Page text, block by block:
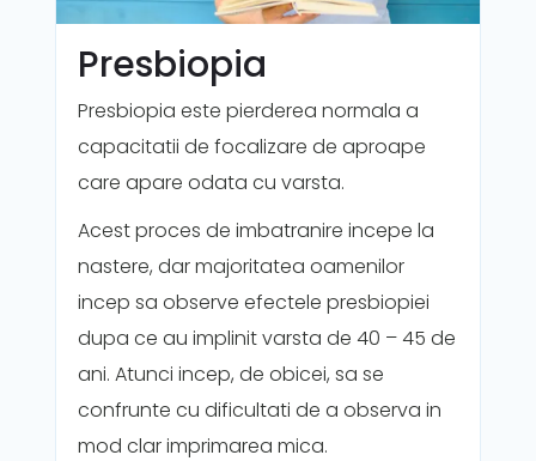
Presbiopia
Presbiopia este pierderea normala a
capacitatii de focalizare de aproape
care apare odata cu varsta.
Acest proces de imbatranire incepe la
nastere, dar majoritatea oamenilor
incep sa observe efectele presbiopiei
dupa ce au implinit varsta de 40 – 45 de
ani. Atunci incep, de obicei, sa se
confrunte cu dificultati de a observa in
mod clar imprimarea mica.